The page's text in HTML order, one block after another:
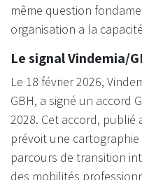
même question
organisation a la
Le signal Vindemia/
Le 18 février 2026,
GBH, a signé un accord
2028. Cet accord,
prévoit une
parcours de transition
des mobilités